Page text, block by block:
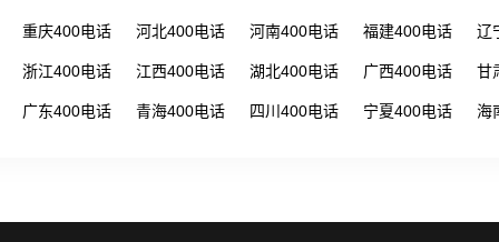
重庆400电话 河北400电话 河南400电话 福建400电话 辽
浙江400电话 江西400电话 湖北400电话 广西400电话 甘
广东400电话 青海400电话 四川400电话 宁夏400电话 海